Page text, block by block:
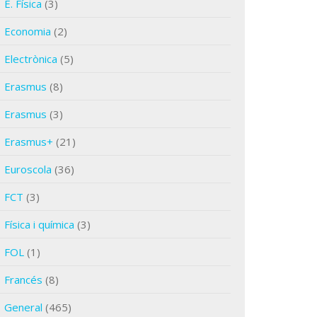
E. Física (3)
Economia (2)
Electrònica (5)
Erasmus (8)
Erasmus (3)
Erasmus+ (21)
Euroscola (36)
FCT (3)
Física i química (3)
FOL (1)
Francés (8)
General (465)